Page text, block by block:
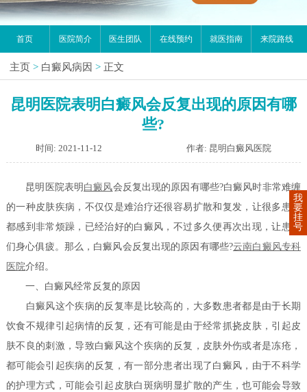
首页 医院简介 医生团队 在线预约 就医指南 来院路线
主页 > 白癜风病因 > 正文
昆明医院表明白癜风会反复出现的原因有哪
些?
时间: 2021-11-12 作者: 昆明白癜风医院
昆明医院表明 白癜风会反复出现的原因有哪些?白癜风时非常难缠
的一种皮肤疾病，不仅仅是难治疗还很容易扩散和复发，让很多患者
都感到非常烦躁，已经治好的白癜风，不过多久便再次出现，让患者
们身心俱疲。那么，白癜风会反复出现的原因有哪些?云南白癜风专科
医院介绍。
一、白癜风经常反复的原因
白癜风这个疾病的反复率是比较高的，大多数患者都是由于长期
饮食不规律引起病情的反复，还有可能是由于经常抓挠皮肤，引起皮
肤不良的刺激，导致白癜风这个疾病的反复，皮肤外伤或者是冻疮，
都可能会引起疾病的反复，有一部分患者出现了白癜风，由于不科学
的护理方式，可能会引起皮肤白斑病明显扩散的产生，也可能会导致
我
要
挂
号